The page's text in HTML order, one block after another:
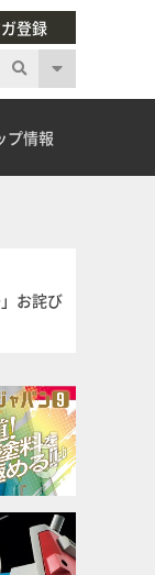
登録
プ情報
お詫び